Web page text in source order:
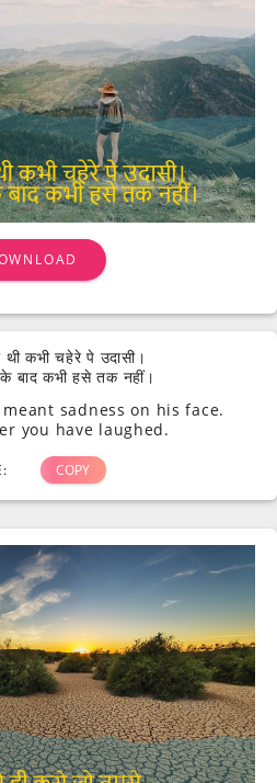
थी कभी चहेरे पे उदासी।
बाद कभी हसे तक नहीं।
sadness on his face.
you have laughed.
COPY